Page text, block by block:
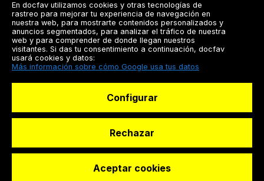
Registrarse
Docfav
© Dashboard Technologies S.L
En docfav utilizamos cookies y otras tecnologías de
rastreo para mejorar tu experiencia de navegación en
nuestra web, para mostrarte contenidos personalizados y
anuncios segmentados, para analizar el tráfico de nuestra
web y para comprender de donde llegan nuestros
visitantes. Si das tu consentimiento a continuación, docfav
usará cookies y datos:
Más información sobre cómo Google usa tus datos
Configurar
Rechazar
Aceptar cookies